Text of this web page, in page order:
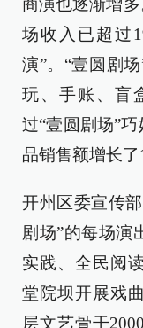
商演也逐渐增
场收入已超过
演”。“壹圆剧
玩、手账、盲
过“壹圆剧场”
品销售额增长了
开州区委宣传
剧场”的每场演
实践、全民阅
堂院坝开展戏
层文艺骨干